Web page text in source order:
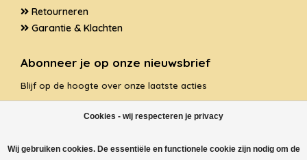
Cookies - wij respecteren je privacy
Wij gebruiken cookies. De essentiële en functionele cookie zijn nodig om de
Retourneren
Garantie & Klachten
Abonneer je op onze nieuwsbrief
Blijf op de hoogte over onze laatste acties